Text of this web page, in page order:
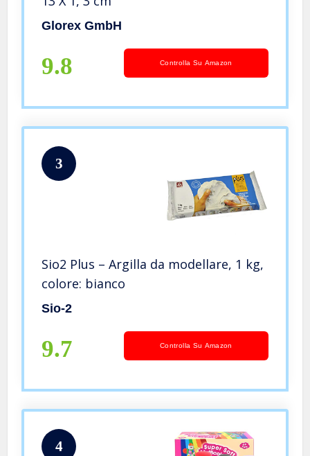
Glorex GmbH
9.8 Controlla Su Amazon
3
Sio2 Plus – Argilla da modellare, 1 kg,
colore: bianco
Sio-2
9.7 Controlla Su Amazon
4